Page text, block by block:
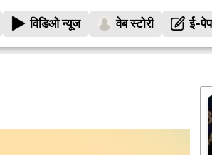
विडिओ न्यूज वेब स्टोरी ई-